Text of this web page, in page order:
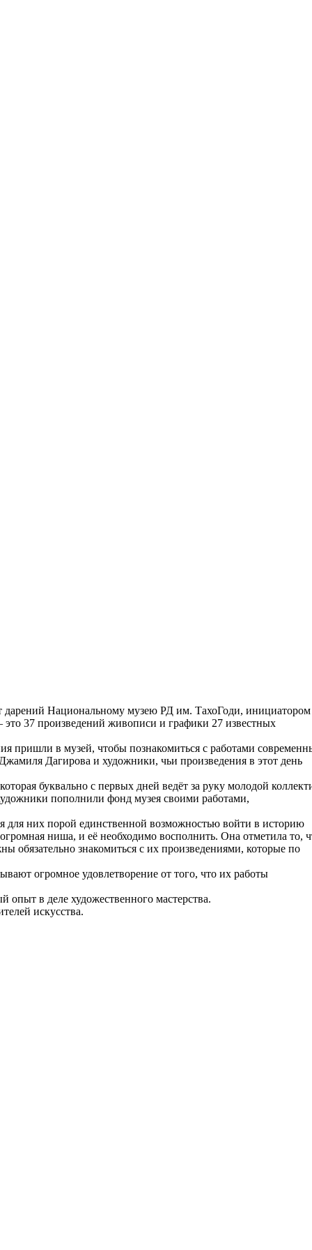
дарений Национальному музею РД им. ТахоГоди, инициатором
это 37 произведений живописи и графики 27 известных
пришли в музей, чтобы познакомиться с работами
Дагирова и художники, чьи произведения в этот день
буквально с первых дней ведёт за руку молодой
пополнили фонд музея своими работами,
для них порой единственной возможностью войти в историю
огромная ниша, и её необходимо восполнить. Она отметила то,
обязательно знакомиться с их произведениями, которые по
огромное удовлетворение от того, что их работы
в деле художественного мастерства.
искусства.